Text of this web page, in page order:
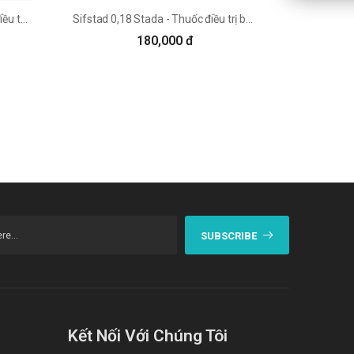
Mariprax Pharmathen - Thuốc điều trị bệnh Parkinson dạng uống Sifstad 0,18 Stada - Thuốc điều trị bệnh Parkinson hiệu quả
180,000 đ
SUBSCRIBE
Kết Nối Với Chúng Tôi